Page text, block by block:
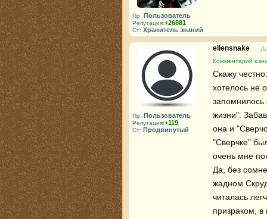
Пр: Пользователь
Репутация:+26881
Ст: Хранитель знаний
Пр: Пользователь
Репутация:+119
Ст: Продвинутый
ellensnake
Комментарий к
Скажу
хотелось не
запомнилось
жизни".
она и
"Сверчке"
очень мне
Да, без
жадном
читалась
призраком, в